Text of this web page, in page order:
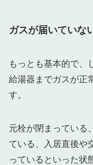
ガスが届いていな
もっとも基本的で、
給湯器までガスが正
す。
元栓が閉まっている
ている、入居直後や
っているといった状